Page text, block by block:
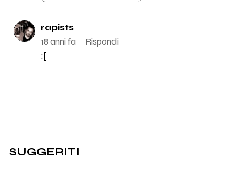
rapists
18 anni fa
Rispondi
:[
SUGGERITI